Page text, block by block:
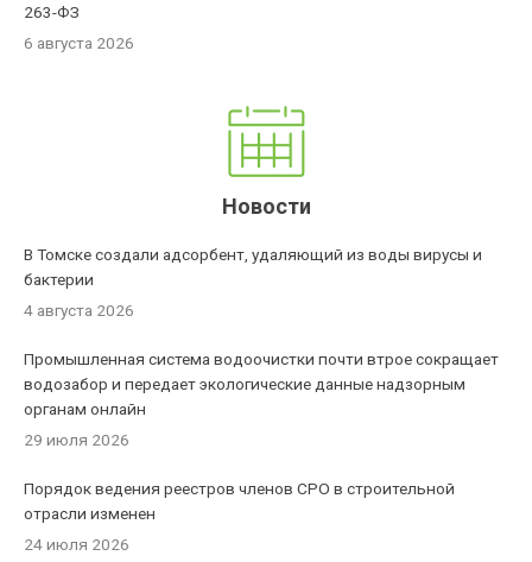
263-ФЗ
6 августа 2026
Новости
В Томске создали адсорбент, удаляющий из воды вирусы и
бактерии
4 августа 2026
Промышленная система водоочистки почти втрое сокращает
водозабор и передает экологические данные надзорным
органам онлайн
29 июля 2026
Порядок ведения реестров членов СРО в строительной
отрасли изменен
24 июля 2026